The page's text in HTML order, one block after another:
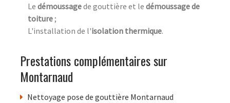
Le démoussagede gouttière et le démoussage de
toiture;
L'installation de l'isolation thermique.
Prestations complémentaires sur
Montarnaud
Nettoyage pose de gouttière Montarnaud